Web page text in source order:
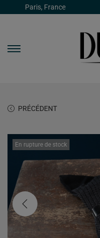
Paris, France
PRÉCÉDENT
En rupture de stock